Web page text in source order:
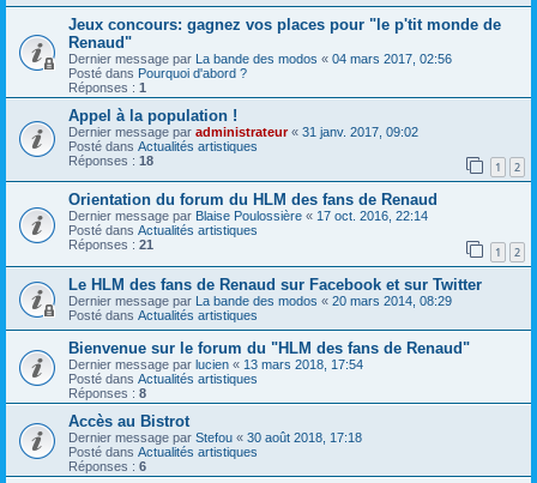
Jeux concours: gagnez vos places pour "le p'tit monde de
Renaud"
Dernier message par La bande des modos « 04 mars 2017, 02:56
Posté dans Pourquoi d'abord ?
Réponses : 1
Appel à la population !
Dernier message par administrateur« 31 janv. 2017, 09:02
Posté dans Actualités artistiques
Réponses : 18 1 2
Orientation du forum du HLM des fans de Renaud
Dernier message par Blaise Poulossière « 17 oct. 2016, 22:14
Posté dans Actualités artistiques
Réponses : 21 1 2
Le HLM des fans de Renaud sur Facebook et sur Twitter
Dernier message par La bande des modos « 20 mars 2014, 08:29
Posté dans Actualités artistiques
Bienvenue sur le forum du "HLM des fans de Renaud"
Dernier message par lucien « 13 mars 2018, 17:54
Posté dans Actualités artistiques
Réponses : 8
Accès au Bistrot
Dernier message par Stefou « 30 août 2018, 17:18
Posté dans Actualités artistiques
Réponses : 6